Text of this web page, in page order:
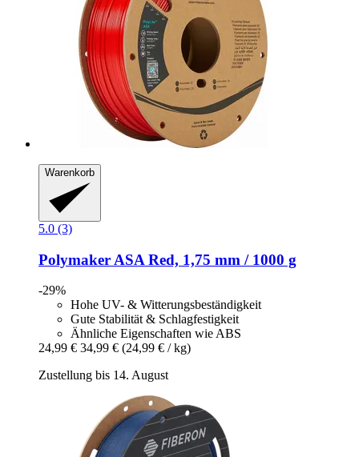
Warenkorb
5.0 (3)
Polymaker ASA Red, 1,75 mm / 1000 g
-29%
Hohe UV- & Witterungsbeständigkeit
Gute Stabilität & Schlagfestigkeit
Ähnliche Eigenschaften wie ABS
24,99 € 34,99 € (24,99 € / kg)
Zustellung bis 14. August